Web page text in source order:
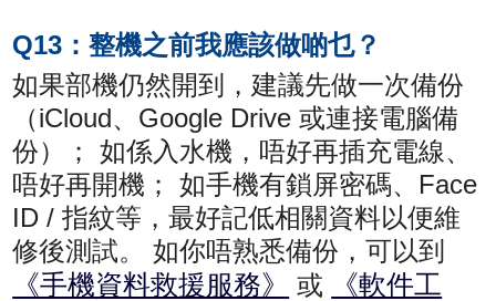
Q13：整機之前我應該做啲乜？
如果部機仍然開到，建議先做一次備份
（iCloud、Google Drive 或連接電腦備
份）； 如係入水機，唔好再插充電線、
唔好再開機； 如手機有鎖屏密碼、Face
ID / 指紋等，最好記低相關資料以便維
修後測試。 如你唔熟悉備份，可以到
《手機資料救援服務》 或
《軟件工